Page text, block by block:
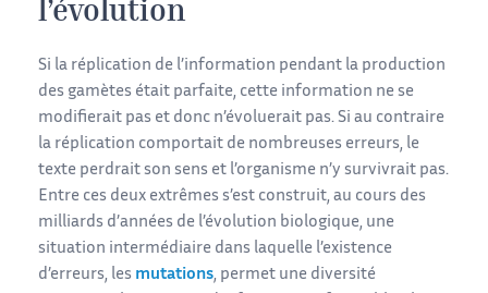
l’évolution
Si la réplication de l’information pendant la production
des gamètes était parfaite, cette information ne se
modifierait pas et donc n’évoluerait pas. Si au contraire
la réplication comportait de nombreuses erreurs, le
texte perdrait son sens et l’organisme n’y survivrait pas.
Entre ces deux extrêmes s’est construit, au cours des
milliards d’années de l’évolution biologique, une
situation intermédiaire dans laquelle l’existence
d’erreurs, les mutations, permet une diversité